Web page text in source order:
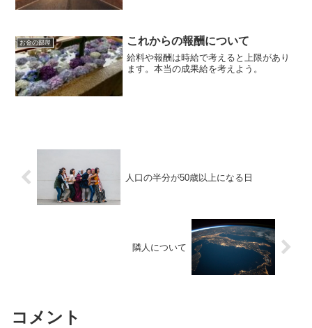
お金の部屋 これからの報酬について
給料や報酬は時給で考えると上限があり
ます。本当の成果給を考えよう。
人口の半分が50歳以上になる日
隣人について
コメント